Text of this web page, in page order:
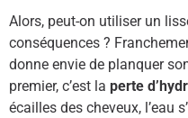
Alors, peut-on utiliser un
conséquences ?
donne envie de planquer
premier, c’est la perte
écailles des cheveux, l’eau